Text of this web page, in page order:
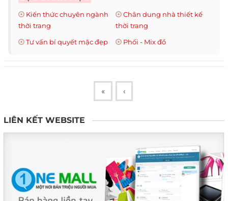
Kiến thức chuyên ngành
thời trang
Chân dung nhà thiết kế
thời trang
Tư vấn bí quyết mặc đẹp
Phối - Mix đồ
« ‹
LIÊN KẾT WEBSITE